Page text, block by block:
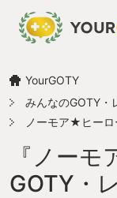
YourGOTY
みんなのGOTY・
ノーモア★ヒーロ
『ノー
GOTY・